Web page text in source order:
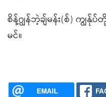
စိန့်ဂျွန်ဘဲ့ချ်မန်း(စ်) ကျွန်ု
မင်။
EMAIL